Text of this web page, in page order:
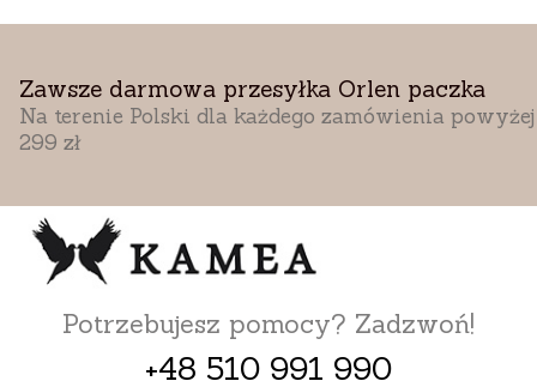
Zawsze darmowa przesyłka Orlen paczka
Na terenie Polski dla każdego zamówienia powyżej
299 zł
Potrzebujesz pomocy? Zadzwoń!
+48 510 991 990